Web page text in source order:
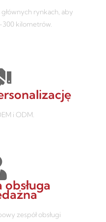
rynkach, aby
kilometrów.
i ODM.
obsługa
zespół obsługi